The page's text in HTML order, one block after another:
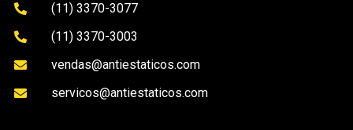
 (11) 3370-3077
 (11) 3370-3003
 vendas@antiestaticos.com
 servicos@antiestaticos.com